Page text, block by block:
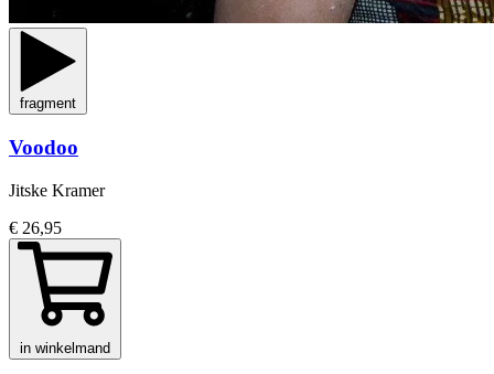
fragment
Voodoo
Jitske Kramer
€ 26,95
in winkelmand